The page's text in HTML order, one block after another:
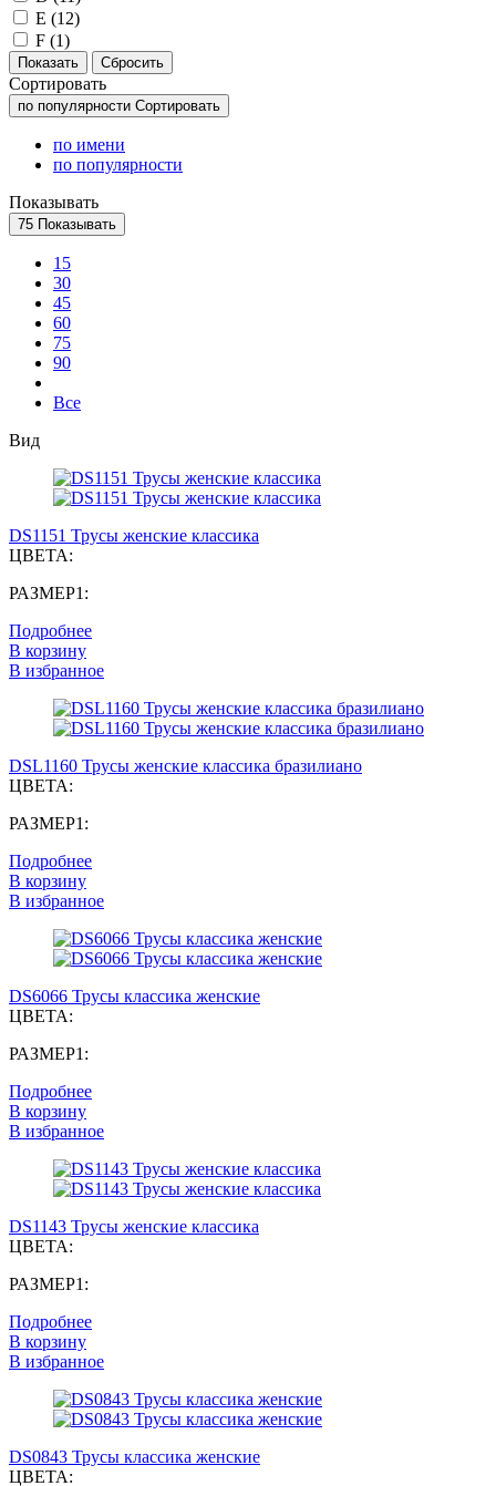
E (12)
F (1)
Сортировать
по популярности Сортировать
по имени
по популярности
Показывать
75 Показывать
15
30
45
60
75
90
Все
Вид
DS1151 Трусы женские классика
ЦВЕТА:
РАЗМЕР1:
Подробнее
В корзину
В избранное
DSL1160 Трусы женские классика бразилиано
ЦВЕТА:
РАЗМЕР1:
Подробнее
В корзину
В избранное
DS6066 Трусы классика женские
ЦВЕТА:
РАЗМЕР1:
Подробнее
В корзину
В избранное
DS1143 Трусы женские классика
ЦВЕТА:
РАЗМЕР1:
Подробнее
В корзину
В избранное
DS0843 Трусы классика женские
ЦВЕТА: